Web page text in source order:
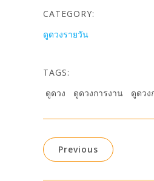
CATEGORY:
ดูดวงรายวัน
TAGS:
ดูดวง
ดูดวงการงาน ดูดวง
Previous